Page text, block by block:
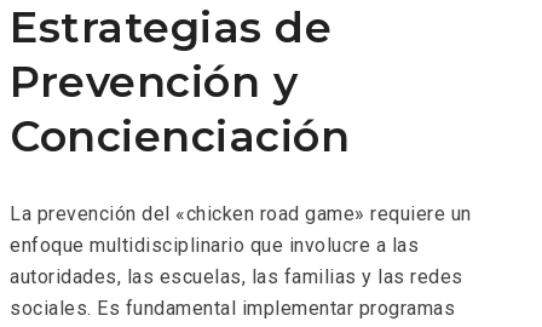
Estrategias de
Prevención y
Concienciación
La prevención del «chicken road game» requiere un
enfoque multidisciplinario que involucre a las
autoridades, las escuelas, las familias y las redes
sociales. Es fundamental implementar programas